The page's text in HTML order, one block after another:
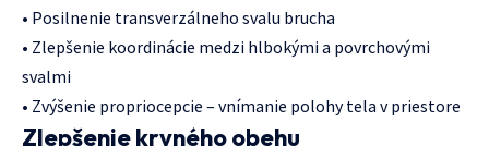
• Posilnenie transverzálneho svalu brucha
• Zlepšenie koordinácie medzi hlbokými a povrchovými
svalmi
• Zvýšenie propriocepcie – vnímanie polohy tela v priestore
Zlepšenie krvného obehu